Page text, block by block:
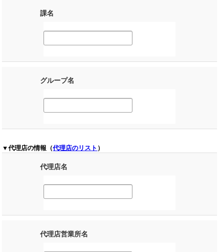
課名
グループ名
▼代理店の情報（代理店のリスト ）
代理店名
代理店営業所名